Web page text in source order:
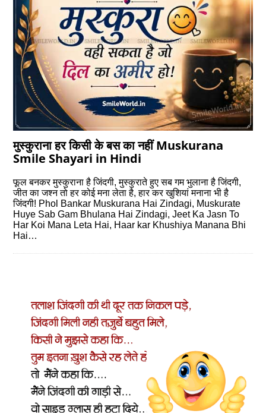
मुस्‍कुराना हर किसी के बस का नहीं Muskurana
Smile Shayari in Hindi
फूल बनकर मुस्‍कुराना है जिंदगी, मुस्‍कुराते हुए सब गम भुलाना है जिंदगी,
जीत का जश्‍न तो हर कोई मना लेता है, हार कर खुशियां मनाना भी है
जिंदगी! Phol Bankar Muskurana Hai Zindagi, Muskurate
Huye Sab Gam Bhulana Hai Zindagi, Jeet Ka Jasn To
Har Koi Mana Leta Hai, Haar kar Khushiya Manana Bhi
Hai…